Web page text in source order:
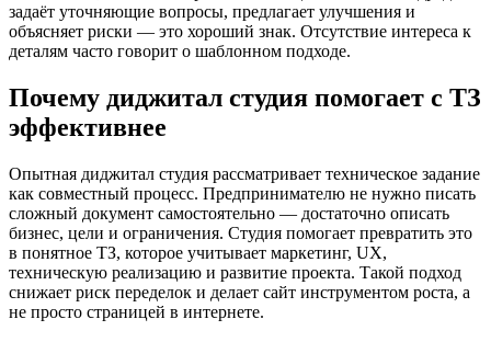
задаёт уточняющие вопросы, предлагает улучшения и
объясняет риски — это хороший знак. Отсутствие интереса к
деталям часто говорит о шаблонном подходе.
Почему диджитал студия помогает с ТЗ
эффективнее
Опытная диджитал студия рассматривает техническое задание
как совместный процесс. Предпринимателю не нужно писать
сложный документ самостоятельно — достаточно описать
бизнес, цели и ограничения. Студия помогает превратить это
в понятное ТЗ, которое учитывает маркетинг, UX,
техническую реализацию и развитие проекта. Такой подход
снижает риск переделок и делает сайт инструментом роста, а
не просто страницей в интернете.